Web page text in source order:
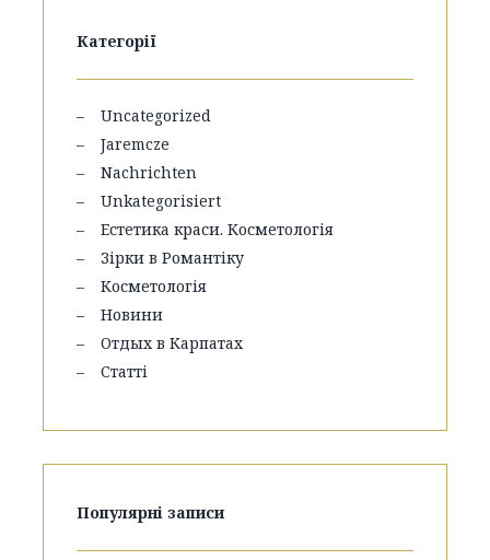
Категорії
Uncategorized
Jaremcze
Nachrichten
Unkategorisiert
Естетика краси. Косметологія
Зірки в Романтіку
Косметологія
Новини
Отдых в Карпатах
Статті
Популярні записи